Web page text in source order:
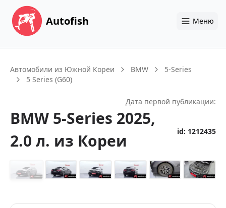
Autofish Меню
Автомобили из Южной Кореи BMW
5-Series
5 Series (G60)
Дата первой публикации:
BMW 5-Series 2025,
2.0 л. из Кореи id: 1212435